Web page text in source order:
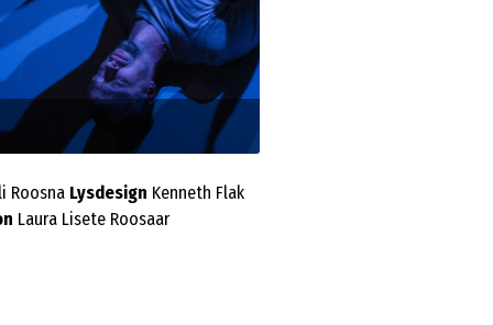
Roosna Lysdesign Kenneth Flak
Laura Lisete Roosaar